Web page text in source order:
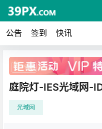
公告 签到 快讯
广告
庭院灯-IES光域网-
光域网